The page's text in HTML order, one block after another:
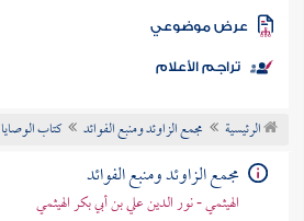
الكتب
موضوعي
تراجم الأعلام
الرئيسية مجمع الزاوئد ومنبع الفوائد كتاب الوصايا
مجمع الزاوئد ومنبع الفوائد
الهيثمي - نور الدين علي بن أبي بكر الهيثمي